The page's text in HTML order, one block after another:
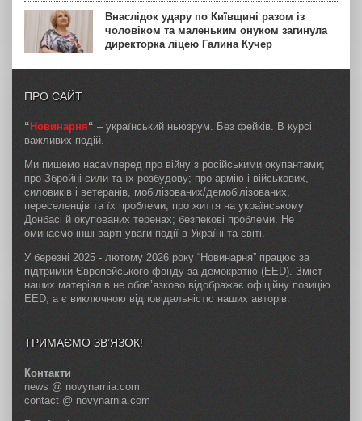
Внаслідок удару по Київщині разом із
чоловіком та маленьким онуком загинула
директорка ліцею Галина Кучер
ПРО САЙТ
“ Новинарня“ – український ньюзрум. Без фейків. В курсі
важливих подій.
Ми пишемо насамперед про війну з російськими окупантами;
про Збройні сили та їх розбудову; про армію і військових,
силовиків і ветеранів, мобілізованих/демобілізованих,
переселенців та їх проблеми; про життя на українському
Донбасі й окупованих теренах; безпекові проблеми. Не
оминаємо інші варті уваги події в Україні та світі.
У березні 2025 - лютому 2026 року “Новинарня” працює за
підтримки Європейського фонду за демократію (EED). Зміст
наших матеріалів не обов’язково відображає офіційну позицію
EED, а є виключною відповідальністю наших авторів.
ТРИМАЄМО ЗВ’ЯЗОК!
Контакти
news @ novynarnia.com
contact @ novynarnia.com